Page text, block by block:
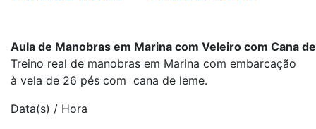
Aula de Manobras em Marina com Veleiro com Cana
Treino real de manobras em Marina com embarcação
à vela de 26 pés com cana de leme.
Data(s) / Hora